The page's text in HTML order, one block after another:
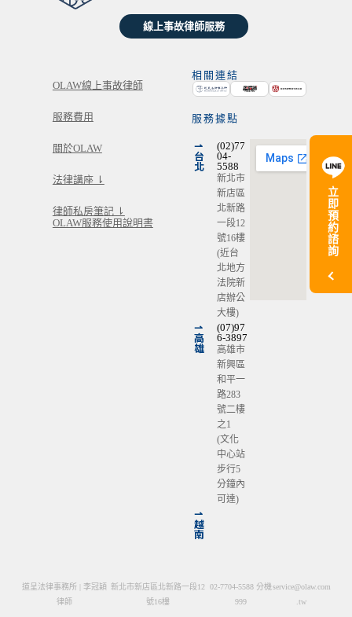
立
即
預
約
諮
詢
線上事故律師服務
OLAW線上事故律師
服務費用
關於OLAW
法律講座 ⇂
律師私房筆記 ⇂
OLAW服務使用說明書
相關連結
服務據點
⇀
台
北
(02)77
04-
5588
新北市
新店區
北新路
一段12
號16樓
(近台
北地方
法院新
店辦公
大樓)
⇀
高
雄
(07)97
6-3897
高雄市
新興區
和平一
路283
號二樓
之1
(文化
中心站
步行5
分鐘內
可達)
⇀
越
南
道呈法律事務所 | 李冠穎
律師
新北市新店區北新路一段12
號16樓
02-7704-5588 分機
999
service@olaw.com
.tw